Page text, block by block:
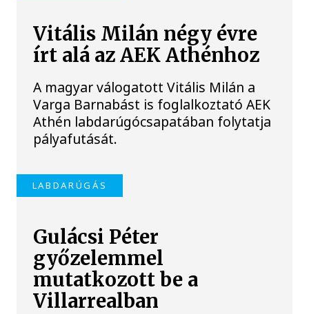
Vitális Milán négy évre
írt alá az AEK Athénhoz
A magyar válogatott Vitális Milán a
Varga Barnabást is foglalkoztató AEK
Athén labdarúgócsapatában folytatja
pályafutását.
LABDARÚGÁS
Gulácsi Péter
győzelemmel
mutatkozott be a
Villarrealban